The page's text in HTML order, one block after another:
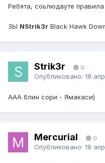
Ребята, соьлюдауте
ЗЫ NStrik3r Black Hawk
Strik3r 0
Опубликовано: 18
ААА блин сори - Ямакаси)
Mercurial 0
Опубликовано: 18